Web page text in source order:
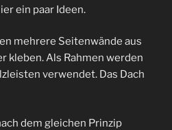
ein paar Ideen.
mehrere Seitenwände aus
kleben. Als Rahmen werden
verwendet. Das Dach
dem gleichen Prinzip